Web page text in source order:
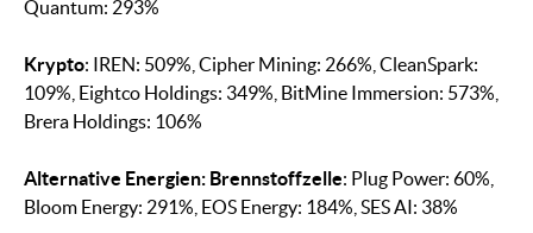
Quantum: 293%
Krypto: IREN: 509%, Cipher Mining: 266%, CleanSpark:
109%, Eightco Holdings: 349%, BitMine Immersion: 573%,
Brera Holdings: 106%
Alternative Energien: Brennstoffzelle: Plug Power: 60%,
Bloom Energy: 291%, EOS Energy: 184%, SES AI: 38%